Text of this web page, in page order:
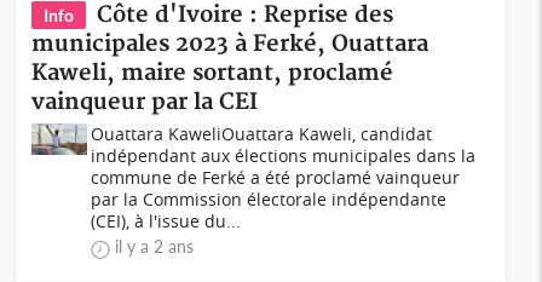
Info
Côte d'Ivoire : Reprise des
municipales 2023 à Ferké, Ouattara
Kaweli, maire sortant, proclamé
vainqueur par la CEI
Ouattara KaweliOuattara Kaweli, candidat
indépendant aux élections municipales dans la
commune de Ferké a été proclamé vainqueur
par la Commission électorale indépendante
(CEI), à l'issue du...
il y a 2 ans